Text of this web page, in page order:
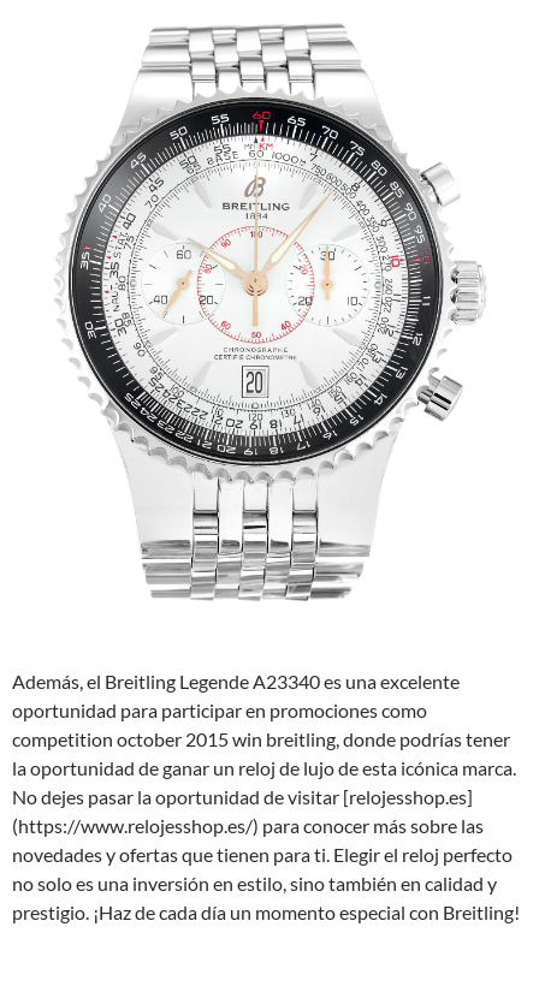
Además, el Breitling Legende A23340 es una excelente
oportunidad para participar en promociones como
competition october 2015 win breitling, donde podrías tener
la oportunidad de ganar un reloj de lujo de esta icónica marca.
No dejes pasar la oportunidad de visitar [relojesshop.es]
(https://www.relojesshop.es/) para conocer más sobre las
novedades y ofertas que tienen para ti. Elegir el reloj perfecto
no solo es una inversión en estilo, sino también en calidad y
prestigio. ¡Haz de cada día un momento especial con Breitling!